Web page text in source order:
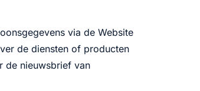
via de Website
de diensten of producten
de nieuwsbrief van